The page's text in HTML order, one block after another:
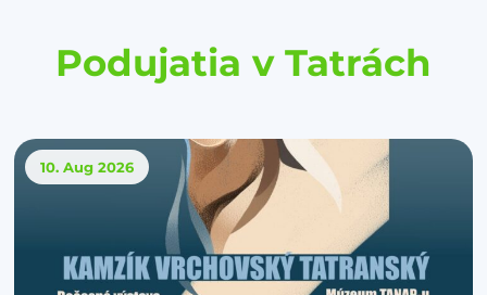
Podujatia v Tatrách
10. Aug 2026